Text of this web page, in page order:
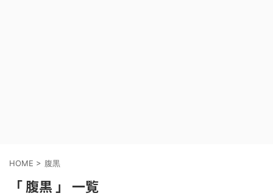
HOME > 腹黒
「 腹黒 」 一覧